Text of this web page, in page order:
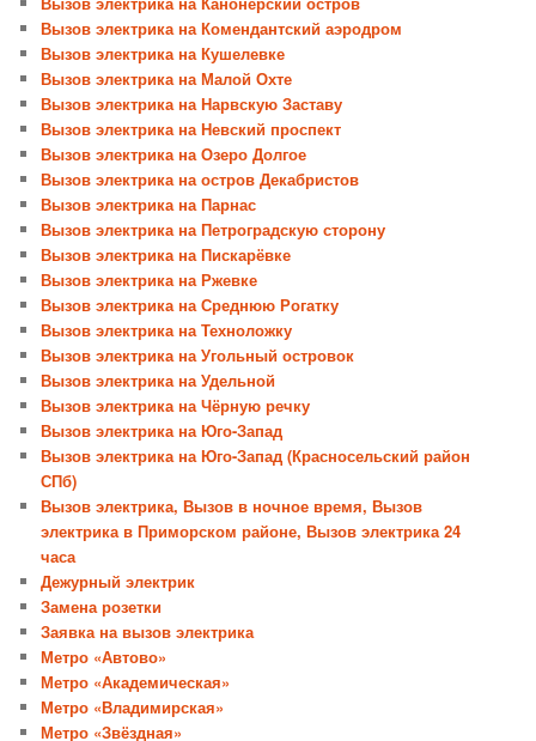
Вызов электрика на Комендантский аэродром
Вызов электрика на Кушелевке
Вызов электрика на Малой Охте
Вызов электрика на Нарвскую Заставу
Вызов электрика на Невский проспект
Вызов электрика на Озеро Долгое
Вызов электрика на остров Декабристов
Вызов электрика на Парнас
Вызов электрика на Петроградскую сторону
Вызов электрика на Пискарёвке
Вызов электрика на Ржевке
Вызов электрика на Среднюю Рогатку
Вызов электрика на Техноложку
Вызов электрика на Угольный островок
Вызов электрика на Удельной
Вызов электрика на Чёрную речку
Вызов электрика на Юго-Запад
Вызов электрика на Юго-Запад (Красносельский район
СПб)
Вызов электрика, Вызов в ночное время, Вызов
электрика в Приморском районе, Вызов электрика 24
часа
Дежурный электрик
Замена розетки
Заявка на вызов электрика
Метро «Автово»
Метро «Академическая»
Метро «Владимирская»
Метро «Звёздная»